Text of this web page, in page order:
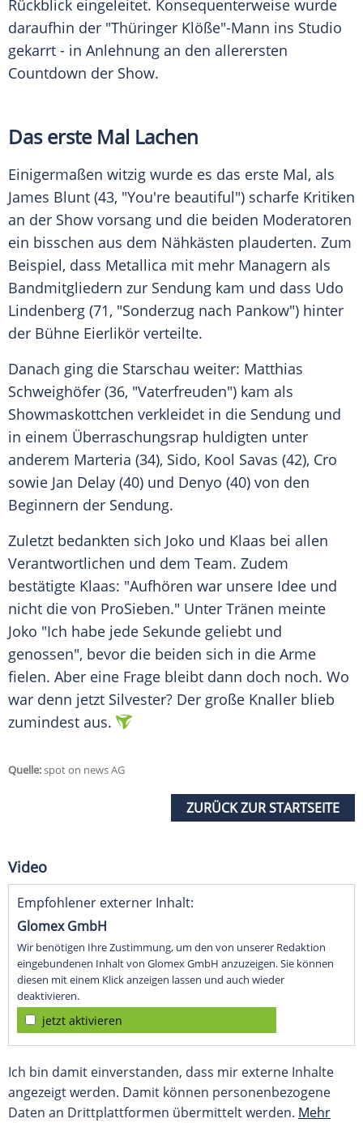
Rückblick eingeleitet. Konsequenterweise wurde
daraufhin der "Thüringer Klöße"-Mann ins Studio
gekarrt - in Anlehnung an den allerersten
Countdown der Show.
Das erste Mal Lachen
Einigermaßen witzig wurde es das erste Mal, als
James Blunt (43, "You're beautiful") scharfe Kritiken
an der Show vorsang und die beiden Moderatoren
ein bisschen aus dem Nähkästen plauderten. Zum
Beispiel, dass Metallica mit mehr Managern als
Bandmitgliedern zur Sendung kam und dass Udo
Lindenberg (71, "Sonderzug nach Pankow") hinter
der Bühne Eierlikör verteilte.
Danach ging die Starschau weiter: Matthias
Schweighöfer (36, "Vaterfreuden") kam als
Showmaskottchen verkleidet in die Sendung und
in einem Überraschungsrap huldigten unter
anderem Marteria (34), Sido, Kool Savas (42), Cro
sowie Jan Delay (40) und Denyo (40) von den
Beginnern der Sendung.
Zuletzt bedankten sich Joko und Klaas bei allen
Verantwortlichen und dem Team. Zudem
bestätigte Klaas: "Aufhören war unsere Idee und
nicht die von ProSieben." Unter Tränen meinte
Joko "Ich habe jede Sekunde geliebt und
genossen", bevor die beiden sich in die Arme
fielen. Aber eine Frage bleibt dann doch noch. Wo
war denn jetzt Silvester? Der große Knaller blieb
zumindest aus.
Quelle:spot on news AG
ZURÜCK ZUR STARTSEITE
Video
Empfohlener externer Inhalt:
Glomex GmbH
Wir benötigen Ihre Zustimmung, um den von unserer Redaktion
eingebundenen Inhalt von Glomex GmbH anzuzeigen. Sie können
diesen mit einem Klick anzeigen lassen und auch wieder
deaktivieren.
jetzt aktivieren
Ich bin damit einverstanden, dass mir externe Inhalte
angezeigt werden. Damit können personenbezogene
Daten an Drittplattformen übermittelt werden. Mehr